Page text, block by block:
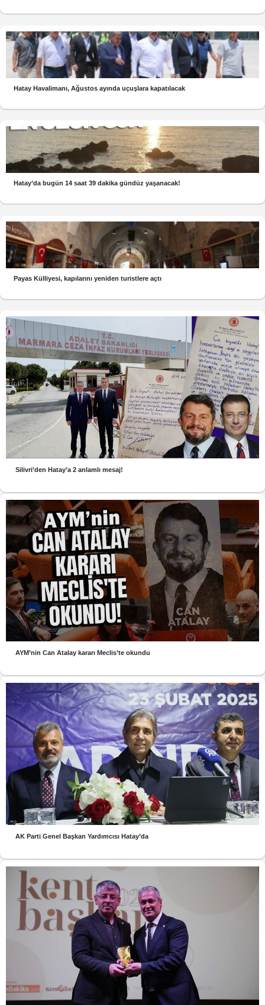
Hatay Havalimanı, Ağustos ayında uçuşlara kapatılacak
Hatay’da bugün 14 saat 39 dakika gündüz yaşanacak!
Payas Külliyesi, kapılarını yeniden turistlere açtı
Silivri’den Hatay’a 2 anlamlı mesaj!
AYM’nin Can Atalay kararı Meclis’te okundu
AK Parti Genel Başkan Yardımcısı Hatay’da